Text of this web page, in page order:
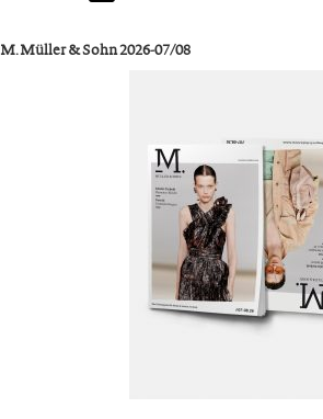
M. Müller & Sohn 2026-07/08